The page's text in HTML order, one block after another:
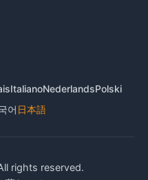
ItalianoNederlandsPolski
어 日本語
rights reserved.